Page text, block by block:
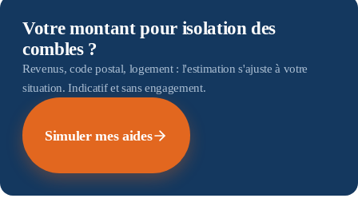
Votre montant pour isolation des
combles ?
Revenus, code postal, logement : l'estimation s'ajuste à votre
situation. Indicatif et sans engagement.
Simuler mes aides